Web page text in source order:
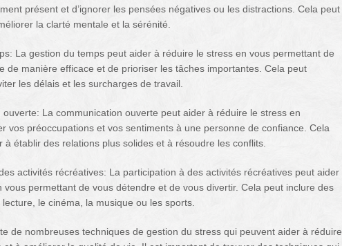
présent et d’ignorer les pensées négatives ou les distractions. Cela peut
la clarté mentale et la sérénité.
La gestion du temps peut aider à réduire le stress en vous permettant de
de manière efficace et de prioriser les tâches importantes. Cela peut
les délais et les surcharges de travail.
ouverte: La communication ouverte peut aider à réduire le stress en
vos préoccupations et vos sentiments à une personne de confiance. Cela
à établir des relations plus solides et à résoudre les conflits.
activités récréatives: La participation à des activités récréatives peut aider
vous permettant de vous détendre et de vous divertir. Cela peut inclure des
le cinéma, la musique ou les sports.
de nombreuses techniques de gestion du stress qui peuvent aider à réduire